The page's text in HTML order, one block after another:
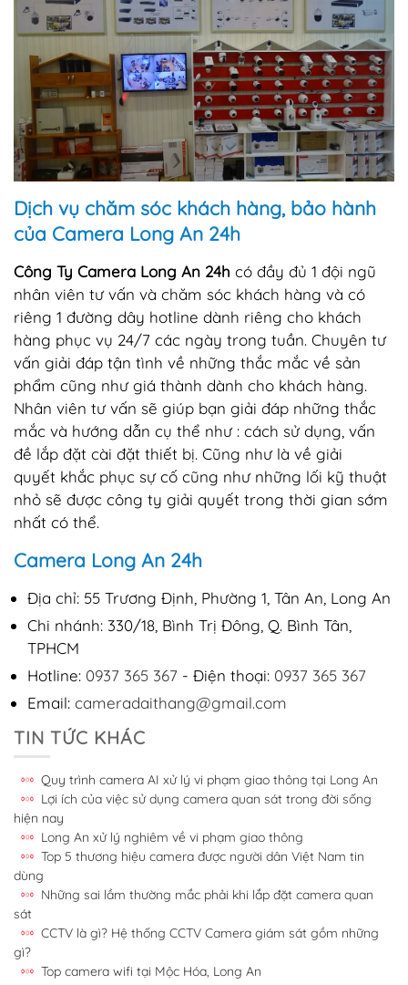
Dịch vụ chăm sóc khách hàng, bảo hành
của Camera Long An 24h
Công Ty Camera Long An 24h có đầy đủ 1 đội ngũ
nhân viên tư vấn và chăm sóc khách hàng và có
riêng 1 đường dây hotline dành riêng cho khách
hàng phục vụ 24/7 các ngày trong tuần. Chuyên tư
vấn giải đáp tận tình về những thắc mắc về sản
phẩm cũng như giá thành dành cho khách hàng.
Nhân viên tư vấn sẽ giúp bạn giải đáp những thắc
mắc và hướng dẫn cụ thể như : cách sử dụng, vấn
đề lắp đặt cài đặt thiết bị. Cũng như là về giải
quyết khắc phục sự cố cũng như những lối kỹ thuật
nhỏ sẽ được công ty giải quyết trong thời gian sớm
nhất có thể.
Camera Long An 24h
Địa chỉ: 55 Trương Định, Phường 1, Tân An, Long An
Chi nhánh: 330/18, Bình Trị Đông, Q. Bình Tân,
TPHCM
Hotline: 0937 365 367 - Điện thoại: 0937 365 367
Email: cameradaithang@gmail.com
TIN TỨC KHÁC
Quy trình camera AI xử lý vi phạm giao thông tại Long An
Lợi ích của việc sử dụng camera quan sát trong đời sống
hiện nay
Long An xử lý nghiêm về vi phạm giao thông
Top 5 thương hiệu camera được người dân Việt Nam tin
dùng
Những sai lầm thường mắc phải khi lắp đặt camera quan
sát
CCTV là gì? Hệ thống CCTV Camera giám sát gồm những
gì?
Top camera wifi tại Mộc Hóa, Long An